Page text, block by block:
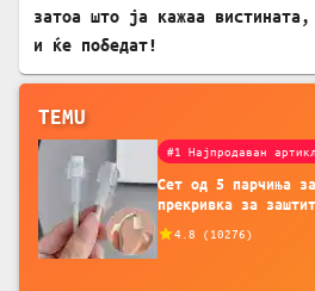
затоа што ја кажаа
и ќе победат!
TEMU
#1 Најпродаван артикл
Сет од 5 парчиња
прекривка за
додатоци за
батерија, за
4.8 ( 10276)